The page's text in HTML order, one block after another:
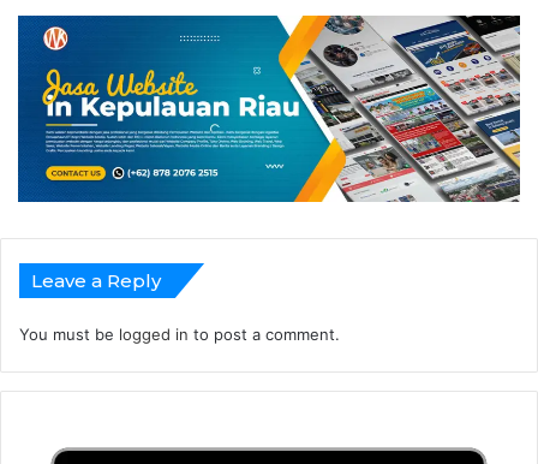
Leave a Reply
You must be logged in to post a comment.